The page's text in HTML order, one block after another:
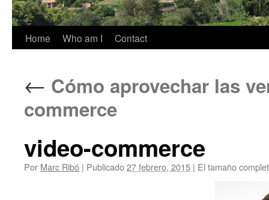
Saltar
contenido
Home Who am I Contact
← Cómo aprovechar las
commerce
video-commerce
Por Marc Ribó | Publicado27 febrero, 2015 | El tamaño